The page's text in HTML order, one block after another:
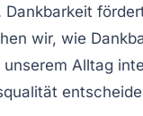
Dankbarkeit
wir, wie
Alltag